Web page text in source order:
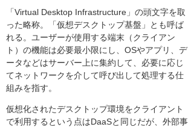
「Virtual Desktop Infrastructure」の頭文字を取
った略称。「仮想デスクトップ基盤」とも呼ば
れる。ユーザーが使用する端末（クライアン
ト）の機能は必要最小限にし、OSやアプリ、デ
ータなどはサーバー上に集約して、必要に応じ
てネットワークを介して呼び出して処理する仕
組みを指す。
仮想化されたデスクトップ環境をクライアント
で利用するという点はDaaSと同じだが、外部事